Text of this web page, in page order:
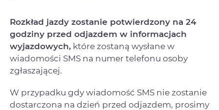
Rozkład jazdy zostanie potwierdzony na 24
godziny przed odjazdem w informacjach
wyjazdowych, które zostaną wysłane w
wiadomości SMS na numer telefonu osoby
zgłaszającej.
W przypadku gdy wiadomość SMS nie zostanie
dostarczona na dzień przed odjazdem, prosimy